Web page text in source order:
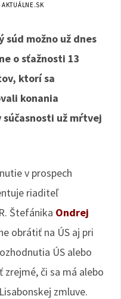
o
AKTUÁLNE.SK
súd možno už dnes
o sťažnosti 13
ktorí sa
konania
už mŕtvej
v prospech
riaditeľ
Štefánika Ondrej
obrátiť na ÚS aj pri
ÚS alebo
či sa má alebo
zmluve.